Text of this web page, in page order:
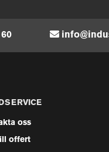
oss
offert